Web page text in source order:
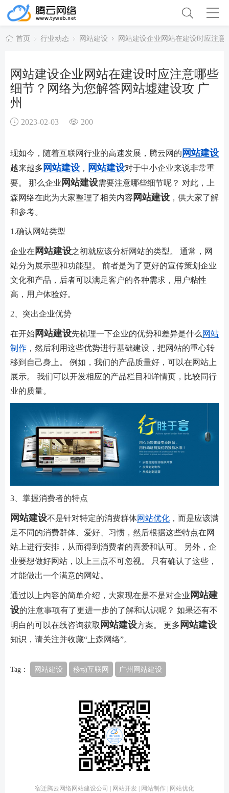
首页 行业动态 网站建设 网站建设企业网站在建设时应注
网站建设企业网站在建设时应注意哪些
细节？网络为您解答网站墟建设攻 广
州
2023-02-03 200
现如今，随着互联网行业的高速发展，腾云网的 网站建设
越来越多 网站建设 网站建设对于中小企业来说非常重
要。 那么企业 网站建设需要注意哪些细节呢？ 对此，上
森网络在此为大家整理了相关内容 网站建设 ，供大家了解
和参考。
1.确认网站类型
企业在 网站建设之初就应该分析网站的类型。 通常，网
站分为展示型和功能型。 前者是为了更好的宣传策划企业
文化和产品，后者可以满足客户的各种需求，用户粘性
高，用户体验好。
2、突出企业优势
在开始网站建设先梳理一下企业的优势和差异是什么 网站
制作 ，然后利用这些优势进行基础建设，把网站的重心转
移到自己身上。 例如，我们的产品质量好，可以在网站上
展示。 我们可以开发相应的产品栏目和详情页，比较同行
业的质量。
3、掌握消费者的特点
网站建设不是针对特定的消费群体网站优化 ，而是应该满
足不同的消费群体、爱好、习惯，然后根据这些特点在网
站上进行安排，从而得到消费者的喜爱和认可。 另外，企
业要想做好网站，以上三点不可忽视。 只有确认了这些，
才能做出一个满意的网站。
通过以上内容的简单介绍，大家现在是不是对企业 网站建
设的注意事项有了更进一步的了解和认识呢？ 如果还有不
明白的可以在线咨询获取 网站建设方案 。 更多 网站建设
知识，请关注并收藏“上森网络”。
Tag： 网站建设 移动互联网 广州网站建设
宿迁腾云网络网站建设公司 | 网站开发 | 网站制作 | 网站优化